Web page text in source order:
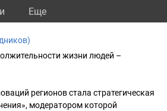
Eще
жизни людей –
регионов стала стратегическая
модератором которой